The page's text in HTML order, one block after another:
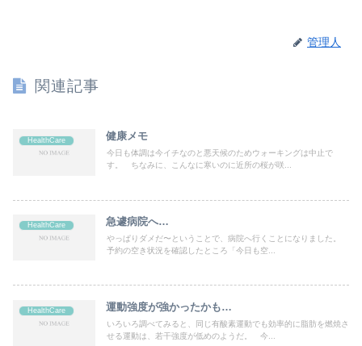
管理人
関連記事
HealthCare 健康メモ
今日も体調は今イチなのと悪天候のためウォーキングは中止で
す。 ちなみに、こんなに寒いのに近所の桜が咲...
HealthCare 急遽病院へ…
やっぱりダメだ〜ということで、病院へ行くことになりました。
予約の空き状況を確認したところ「今日も空...
HealthCare 運動強度が強かったかも…
いろいろ調べてみると、同じ有酸素運動でも効率的に脂肪を燃焼さ
せる運動は、若干強度が低めのようだ。 今...